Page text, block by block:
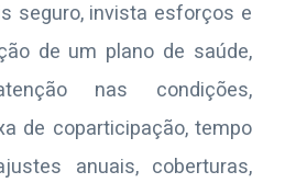
seguro, invista esforços e
de um plano de saúde,
nas condições,
de coparticipação, tempo
anuais, coberturas,